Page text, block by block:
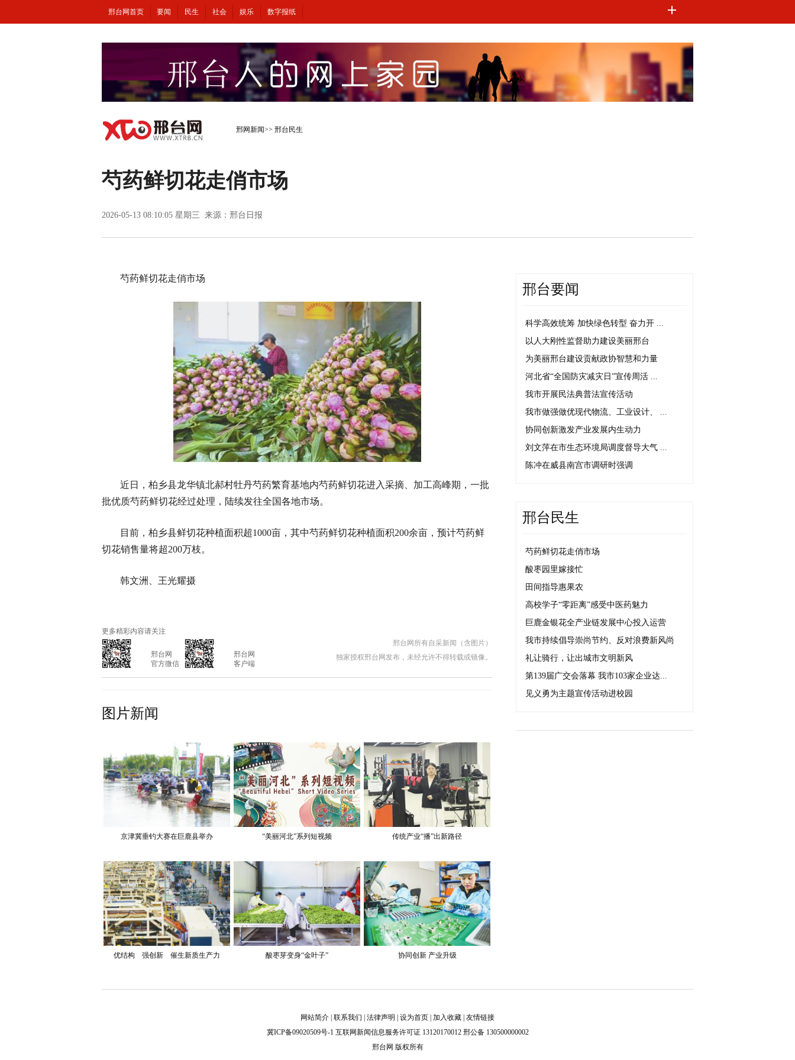
邢台网首页 要闻 民生 社会 娱乐 数字报纸
邢网新闻>> 邢台民生
芍药鲜切花走俏市场
2026-05-13 08:10:05 星期三 来源： 邢台日报
芍药鲜切花走俏市场
近日，柏乡县龙华镇北郝村牡丹芍药繁育基地内芍药鲜切花进入采摘、加工高峰期，一批
批优质芍药鲜切花经过处理，陆续发往全国各地市场。
目前，柏乡县鲜切花种植面积超1000亩，其中芍药鲜切花种植面积200余亩，预计芍药鲜
切花销售量将超200万枝。
韩文洲、王光耀摄
更多精彩内容请关注
			邢台网
			官方微信
			邢台网
			客户端
邢台网所有自采新闻（含图片）
独家授权邢台网发布，未经允许不得转载或镜像。
图片新闻
京津冀垂钓大赛在巨鹿县举办 “美丽河北”系列短视频 传统产业“播”出新路径
优结构 强创新 催生新质生产力 酸枣芽变身“金叶子” 协同创新 产业升级
邢台要闻
科学高效统筹 加快绿色转型 奋力开 ...
以人大刚性监督助力建设美丽邢台
为美丽邢台建设贡献政协智慧和力量
河北省“全国防灾减灾日”宣传周活 ...
我市开展民法典普法宣传活动
我市做强做优现代物流、工业设计、 ...
协同创新激发产业发展内生动力
刘文萍在市生态环境局调度督导大气 ...
陈冲在威县南宫市调研时强调
邢台民生
芍药鲜切花走俏市场
酸枣园里嫁接忙
田间指导惠果农
高校学子“零距离”感受中医药魅力
巨鹿金银花全产业链发展中心投入运营
我市持续倡导崇尚节约、反对浪费新风尚
礼让骑行，让出城市文明新风
第139届广交会落幕 我市103家企业达...
见义勇为主题宣传活动进校园
网站简介 联系我们 法律声明 设为首页 加入收藏 友情链接
冀ICP备09020509号-1 互联网新闻信息服务许可证 13120170012 邢公备 130500000002
邢台网 版权所有